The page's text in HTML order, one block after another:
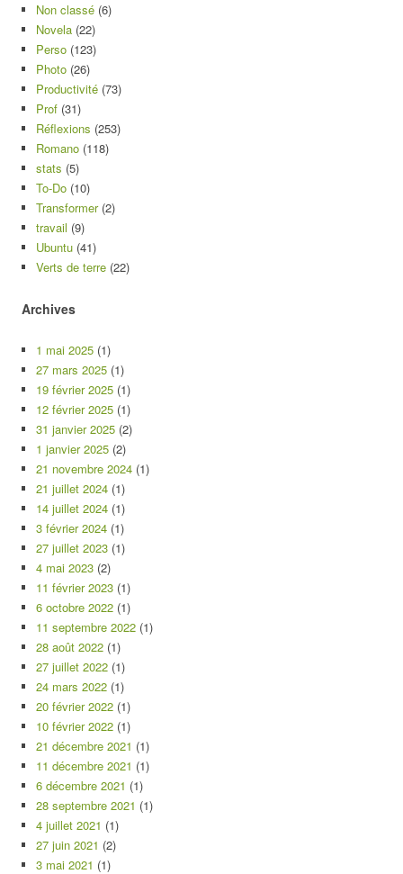
Non classé (6)
Novela (22)
Perso (123)
Photo (26)
Productivité (73)
Prof (31)
Réflexions (253)
Romano (118)
stats (5)
To-Do (10)
Transformer(2)
travail (9)
Ubuntu (41)
Verts de terre (22)
Archives
1 mai 2025 (1)
27 mars 2025 (1)
19 février 2025 (1)
12 février 2025 (1)
31 janvier 2025 (2)
1 janvier 2025 (2)
21 novembre 2024 (1)
21 juillet 2024 (1)
14 juillet 2024 (1)
3 février 2024 (1)
27 juillet 2023 (1)
4 mai 2023 (2)
11 février 2023 (1)
6 octobre 2022 (1)
11 septembre 2022 (1)
28 août 2022 (1)
27 juillet 2022 (1)
24 mars 2022 (1)
20 février 2022 (1)
10 février 2022 (1)
21 décembre 2021 (1)
11 décembre 2021 (1)
6 décembre 2021 (1)
28 septembre 2021 (1)
4 juillet 2021 (1)
27 juin 2021 (2)
3 mai 2021 (1)